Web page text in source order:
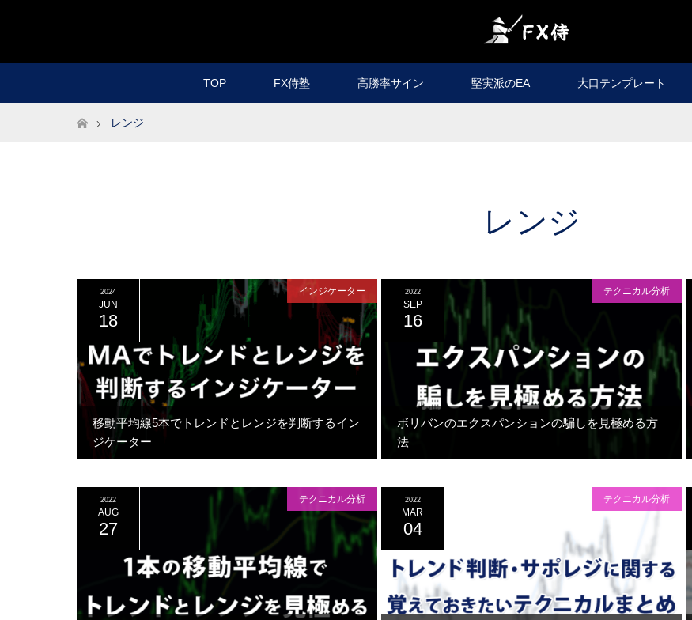
TOP FX侍塾 高勝率サイン 堅実派のEA 大口テンプレート
ホームレンジ
レンジ
移動平均線5本でトレンドとレンジを判断するイン
ジケーター
2024
JUN
18
インジケーター
ボリバンのエクスパンションの騙しを見極める方
法
2022
SEP
16
テクニカル分析
2022
AUG
27
テクニカル分析 2022
MAR
04
テクニカル分析